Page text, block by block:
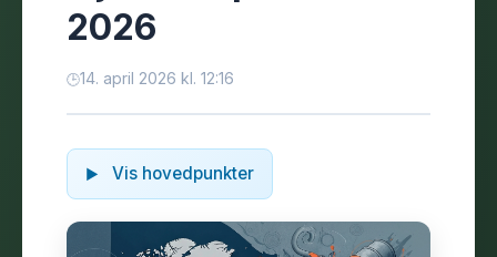
2026
14. april 2026 kl. 12:16
Vis hovedpunkter